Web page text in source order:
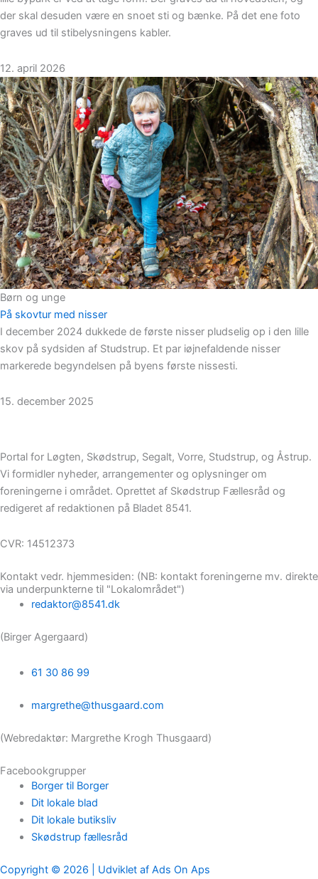
der skal desuden være en snoet sti og bænke. På det ene foto
graves ud til stibelysningens kabler.
12. april 2026
Børn og unge
På skovtur med nisser
I december 2024 dukkede de første nisser pludselig op i den lille
skov på sydsiden af Studstrup. Et par iøjnefaldende nisser
markerede begyndelsen på byens første nissesti.
15. december 2025
Portal for Løgten, Skødstrup, Segalt, Vorre, Studstrup, og Åstrup.
Vi formidler nyheder, arrangementer og oplysninger om
foreningerne i området. Oprettet af Skødstrup Fællesråd og
redigeret af redaktionen på Bladet 8541.
CVR: 14512373
Kontakt vedr. hjemmesiden: (NB: kontakt foreningerne mv. direkte
via underpunkterne til "Lokalområdet")
redaktor@8541.dk
(Birger Agergaard)
61 30 86 99
margrethe@thusgaard.com
(Webredaktør: Margrethe Krogh Thusgaard)
Facebookgrupper
Borger til Borger
Dit lokale blad
Dit lokale butiksliv
Skødstrup fællesråd
Copyright © 2026 | Udviklet af Ads On Aps